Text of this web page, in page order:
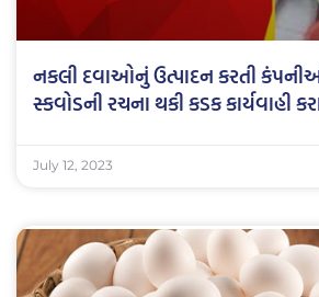
નકલી દવાઓનું ઉત્પાદન કરતી
સ્કવોડની રચના થકી કડક કાર્યવાહી
July 12, 2023